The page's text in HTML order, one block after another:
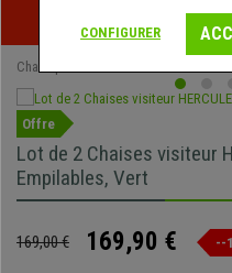
exclusives pour une
Chaisepro
Offre
Lot de 2 Chaises visiteur
Empilables, Vert
169,00 € 169,90 € --
CONFIGURER